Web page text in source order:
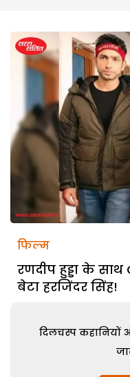
फिल्म
रणदीप हुड्डा के साथ
बेटा हरजिंदर सिंह!
दिलचस्प